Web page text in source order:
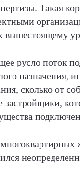
Такая
русло поток
назначения,
сколько от